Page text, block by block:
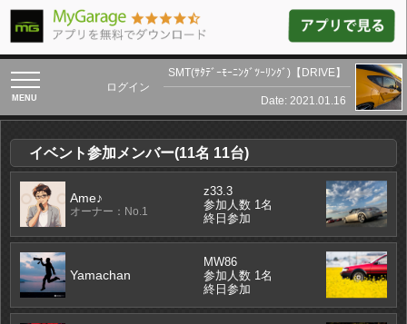
toggle
navigation
ログイン
SMT(ｻﾀﾃﾞｰﾓｰﾆﾝｸﾞﾂｰﾘﾝｸﾞ)【DRIVE】
Date: 2021.01.16
イベント参加メンバー(11名 11台)
Ame♪
オーナー：No.1
z33.3
参加人数 1名
終日参加
Yamachan
MW86
参加人数 1名
終日参加